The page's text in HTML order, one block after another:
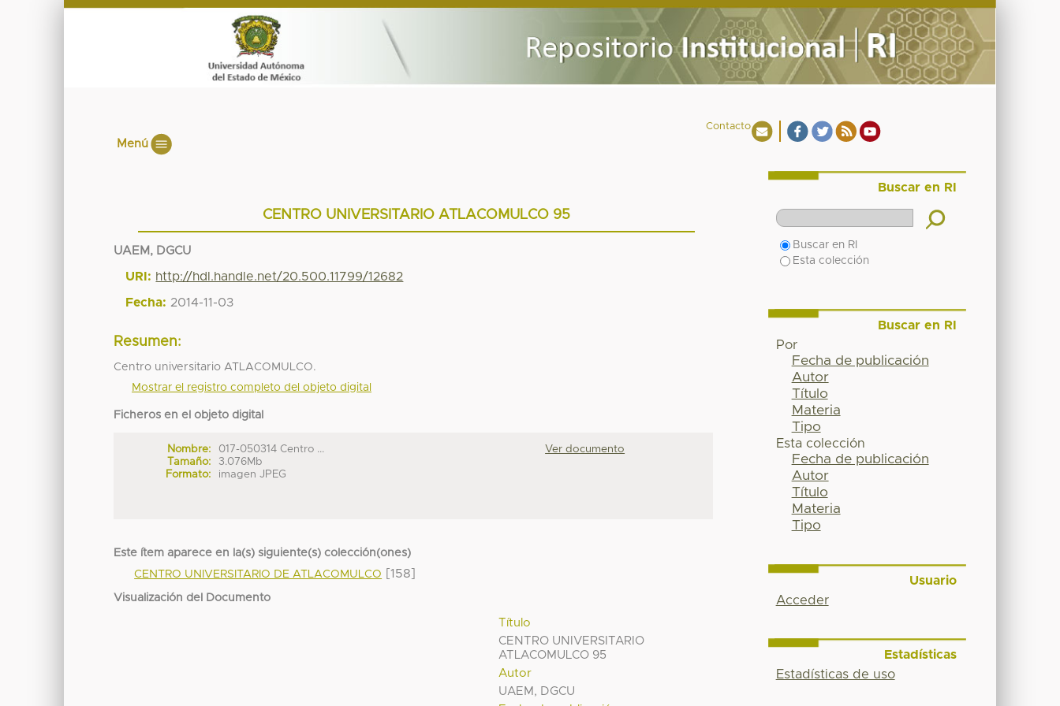
Contacto
Menú
CENTRO UNIVERSITARIO ATLACOMULCO 95
UAEM, DGCU
URI: http://hdl.handle.net/20.500.11799/12682
Fecha: 2014-11-03
Resumen:
Centro universitario ATLACOMULCO.
Mostrar el registro completo del objeto digital
Ficheros en el objeto digital
Nombre:
017-050314 Centro ...
Tamaño:
3.076Mb
Formato:
imagen JPEG
Ver documento
Este ítem aparece en la(s) siguiente(s) colección(ones)
CENTRO UNIVERSITARIO DE ATLACOMULCO
[158]
Visualización del Documento
Título
CENTRO UNIVERSITARIO
ATLACOMULCO 95
Autor
UAEM, DGCU
Buscar en RI
Buscar en RI
Esta colección
Buscar en RI
Por
Fecha de publicación
Autor
Título
Materia
Tipo
Esta colección
Fecha de publicación
Autor
Título
Materia
Tipo
Usuario
Acceder
Estadísticas
Estadísticas de uso